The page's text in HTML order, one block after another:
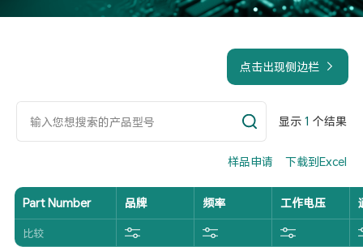
点击出现侧边栏
显示 1 个结果
样品申请 下载到Excel
Part Number 品牌 频率 工作电压
比较